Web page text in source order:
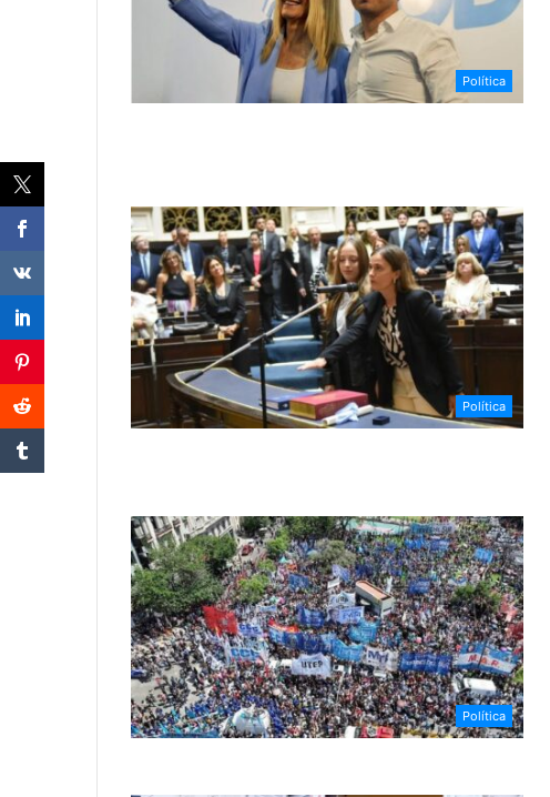
Política
Política
Política